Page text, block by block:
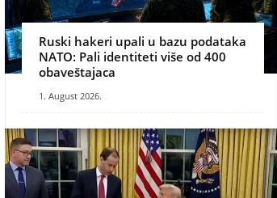
Ruski hakeri upali u bazu podataka
NATO: Pali identiteti više od 400
obaveštajaca
1. August 2026.